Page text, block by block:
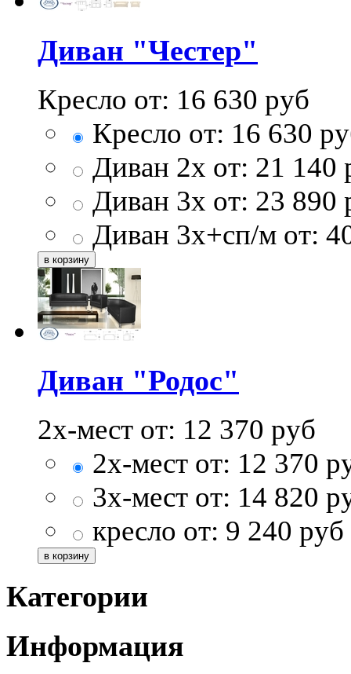
Диван "Честер"
Кресло от: 16 630 руб
Кресло от: 16 630
Диван 2х от: 21 140
Диван 3х от: 23 890
Диван 3х+сп/м от:
Диван "Родос"
2х-мест от: 12 370 руб
2х-мест от: 12 370
3х-мест от: 14 820
кресло от: 9 240 руб
Категории
Информация